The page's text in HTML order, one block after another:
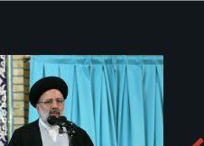
la foule des